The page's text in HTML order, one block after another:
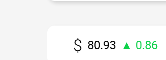
80.93 ▲ 0.86